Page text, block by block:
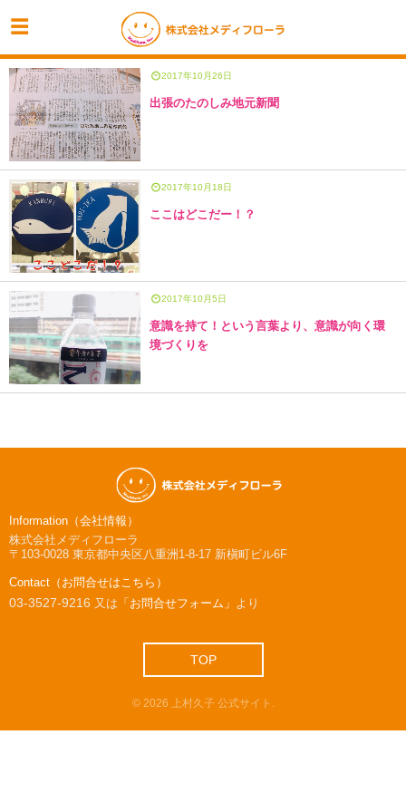
2017年10月26日
出張のたのしみ地元新聞
2017年10月18日
ここはどこだー！？
2017年10月5日
意識を持て！という言葉より、意識が向く環
境づくりを
Information（会社情報）
株式会社メディフローラ
〒103-0028 東京都中央区八重洲1-8-17 新槇町ビル6F
Contact（お問合せはこちら）
03-3527-9216 又は 「お問合せフォーム」 より
TOP
© 2026 上村久子 公式サイト .